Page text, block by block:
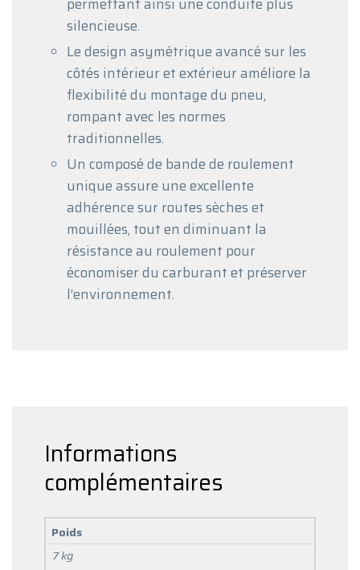
silencieuse.
Le design asymétrique avancé sur les
côtés intérieur et extérieur améliore la
flexibilité du montage du pneu,
rompant avec les normes
traditionnelles.
Un composé de bande de roulement
unique assure une excellente
adhérence sur routes sèches et
mouillées, tout en diminuant la
résistance au roulement pour
économiser du carburant et préserver
l’environnement.
Informations
complémentaires
Poids
7 kg